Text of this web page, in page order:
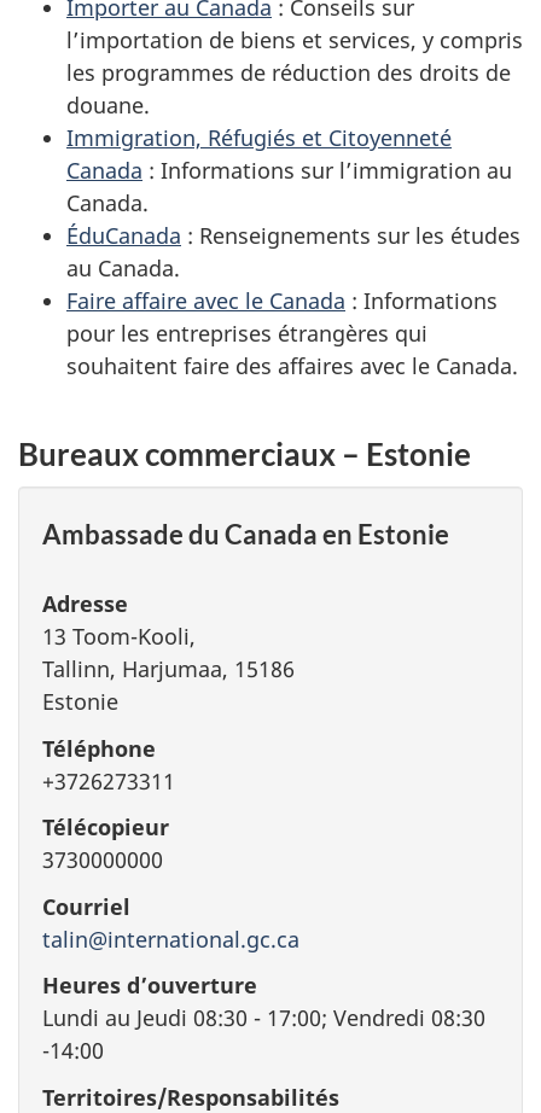
Importer au Canada : Conseils sur
l’importation de biens et services, y compris
les programmes de réduction des droits de
douane.
Immigration, Réfugiés et Citoyenneté
Canada : Informations sur l’immigration au
Canada.
ÉduCanada : Renseignements sur les études
au Canada.
Faire affaire avec le Canada : Informations
pour les entreprises étrangères qui
souhaitent faire des affaires avec le Canada.
Bureaux commerciaux – Estonie
Ambassade du Canada en Estonie
Adresse
13 Toom-Kooli,
Tallinn, Harjumaa, 15186
Estonie
Téléphone
+3726273311
Télécopieur
3730000000
Courriel
talin@international.gc.ca
Heures d’ouverture
Lundi au Jeudi 08:30 - 17:00; Vendredi 08:30
-14:00
Territoires/Responsabilités